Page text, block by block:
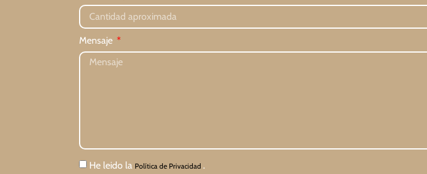
Mensaje
He leido la Política de Privacidad .